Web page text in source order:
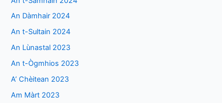
An Dàmhair 2024
An t-Sultain 2024
An Lùnastal 2023
An t-Ògmhios 2023
A’ Chèitean 2023
Am Màrt 2023